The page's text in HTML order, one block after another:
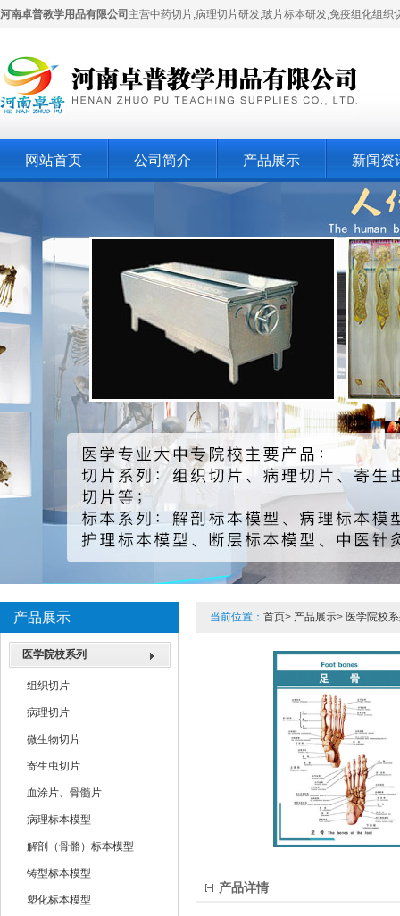
河南卓普教学用品有限公司 主营中药切片,病理切片研发,玻片标本研发,免疫组化组
网站首页 公司简介 产品展示 新闻资
产品展示
医学院校系列
组织切片
病理切片
微生物切片
寄生虫切片
血涂片、骨髓片
病理标本模型
解剖（骨骼）标本模型
铸型标本模型
塑化标本模型
当前位置： 首页> 产品展示> 医学院校
产品详情